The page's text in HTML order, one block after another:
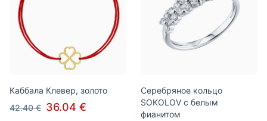
Каббала Клевер, золото
42.40 € 36.04 €
Серебряное кольцо
SOKOLOV с белым
фианитом